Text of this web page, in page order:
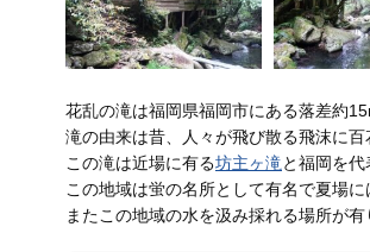
花乱の滝は福岡県福岡市にある落差約
滝の由来は昔、人々が飛び散る飛沫に
この滝は近場に有る坊主ヶ滝と福岡を
この地域は蛍の名所として有名で夏場
またこの地域の水を汲み採れる場所が